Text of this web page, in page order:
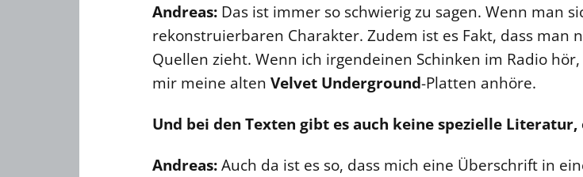
Andreas: Das ist immer so schwierig zu sagen. Wenn man
rekonstruierbaren Charakter. Zudem ist es Fakt, dass man
Quellen zieht. Wenn ich irgendeinen Schinken im Radio
mir meine alten Velvet Underground-Platten anhöre.
Und bei den Texten gibt es auch keine spezielle Literatur,
Andreas:Auch da ist es so, dass mich eine Überschrift in